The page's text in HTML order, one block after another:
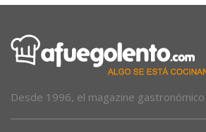
Desde 1996, el magazine